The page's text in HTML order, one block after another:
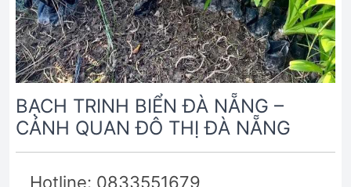
BẠCH TRINH BIỂN ĐÀ NẴNG –
CẢNH QUAN ĐÔ THỊ ĐÀ NẴNG
Hotline: 0833551679